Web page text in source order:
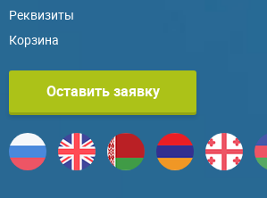
Реквизиты
Корзина
Оставить заявку